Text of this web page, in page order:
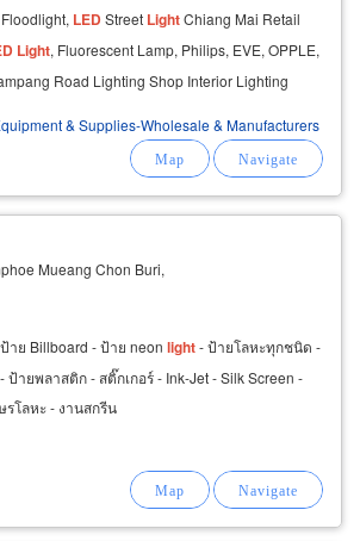
Floodlight, LEDStreet LightChiang Mai Retail
Light, Fluorescent Lamp, Philips, EVE, OPPLE,
Road Lighting Shop Interior Lighting
& Supplies-Wholesale & Manufacturers
Mueang Chon Buri,
ย Billboard - ป้าย neon light- ป้ายโลหะทุกชนิด -
ายพลาสติก - สติ๊กเกอร์ - Ink-Jet - Silk Screen -
รโลหะ - งานสกรีน